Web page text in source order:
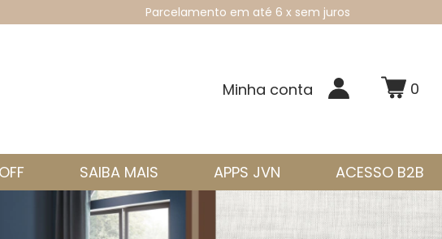
Parcelamento em até 6 x sem juros
Minha conta 0
SAIBA MAIS APPS JVN ACESSO B2B